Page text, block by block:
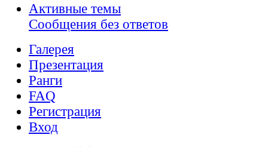
Активные темы
Сообщения без ответов
Галерея
Презентация
Ранги
FAQ
Регистрация
Вход